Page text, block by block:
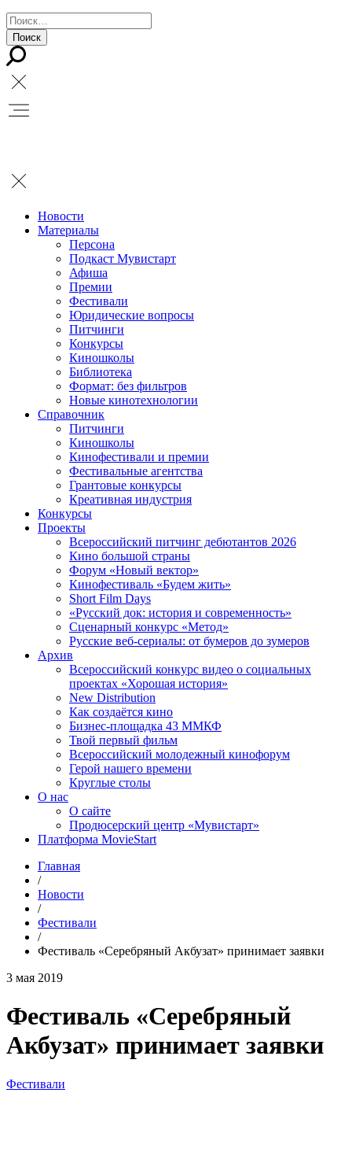
Новости
Материалы
Персона
Подкаст Мувистарт
Афиша
Премии
Фестивали
Юридические вопросы
Питчинги
Конкурсы
Киношколы
Библиотека
Формат: без фильтров
Новые кинотехнологии
Справочник
Питчинги
Киношколы
Кинофестивали и премии
Фестивальные агентства
Грантовые конкурсы
Креативная индустрия
Конкурсы
Проекты
Всероссийский питчинг дебютантов 2026
Кино большой страны
Форум «Новый вектор»
Кинофестиваль «Будем жить»
Short Film Days
«Русский док: история и современность»
Сценарный конкурс «Метод»
Русские веб-сериалы: от бумеров до зумеров
Архив
Всероссийский конкурс видео о социальных
проектах «Хорошая история»
New Distribution
Как создаётся кино
Бизнес-площадка 43 ММКФ
Твой первый фильм
Всероссийский молодежный кинофорум
Герой нашего времени
Круглые столы
О нас
О сайте
Продюсерский центр «Мувистарт»
Платформа MovieStart
Главная
/
Новости
/
Фестивали
/
Фестиваль «Серебряный Акбузат» принимает заявки
3 мая 2019
Фестиваль «Серебряный
Акбузат» принимает заявки
Фестивали